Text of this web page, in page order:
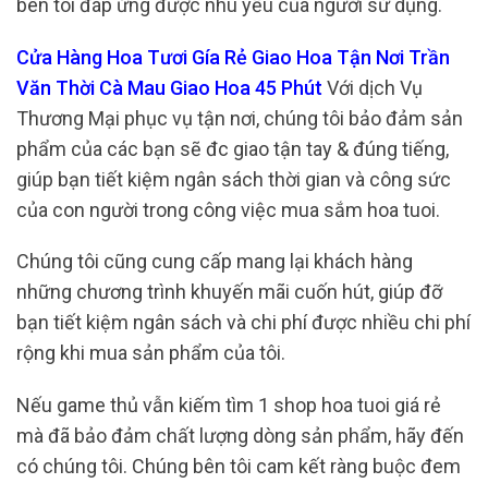
bên tôi đáp ứng được nhu yếu của người sử dụng.
Cửa Hàng Hoa Tươi Gía Rẻ Giao Hoa Tận Nơi Trần
Văn Thời Cà Mau Giao Hoa 45 Phút Với dịch Vụ
Thương Mại phục vụ tận nơi, chúng tôi bảo đảm sản
phẩm của các bạn sẽ đc giao tận tay & đúng tiếng,
giúp bạn tiết kiệm ngân sách thời gian và công sức
của con người trong công việc mua sắm hoa tuoi.
Chúng tôi cũng cung cấp mang lại khách hàng
những chương trình khuyến mãi cuốn hút, giúp đỡ
bạn tiết kiệm ngân sách và chi phí được nhiều chi phí
rộng khi mua sản phẩm của tôi.
Nếu game thủ vẫn kiếm tìm 1 shop hoa tuoi giá rẻ
mà đã bảo đảm chất lượng dòng sản phẩm, hãy đến
có chúng tôi. Chúng bên tôi cam kết ràng buộc đem